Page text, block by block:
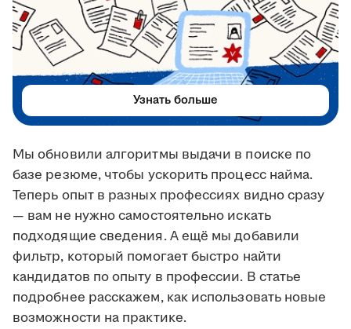
Мы обновили алгоритмы выдачи в поиске по
базе резюме, чтобы ускорить процесс найма.
Теперь опыт в разных профессиях видно сразу
— вам не нужно самостоятельно искать
подходящие сведения. А ещё мы добавили
фильтр, который помогает быстро найти
кандидатов по опыту в профессии. В статье
подробнее расскажем, как использовать новые
возможности на практике.
Узнать больше